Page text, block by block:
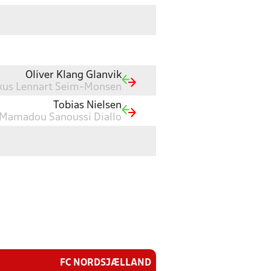
Oliver Klang Glanvik
Lennart Seim-Monsen
Tobias Nielsen
Sanoussi Diallo
FC NORDSJÆLLAND